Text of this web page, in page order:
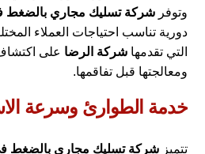
وتوفرشركة تسليك مجاري بالضغط
دورية تناسب احتياجات العملاء
التي تقدمهاشركة الرضا على
ومعالجتها قبل تفاقمها.
خدمة الطوارئ وسرعة
تتميزشركة تسليك مجاري بالضغط